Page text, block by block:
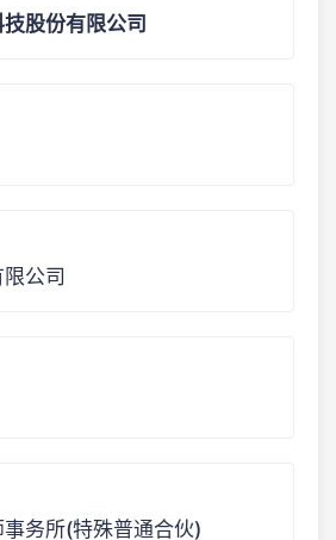
股份有限公司
公司
务所(特殊普通合伙)